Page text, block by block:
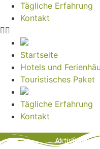
Tägliche Erfahrung
Kontakt
Startseite
Hotels und
Touristisches Paket
Tägliche Erfahrung
Kontakt
Aktivitäten